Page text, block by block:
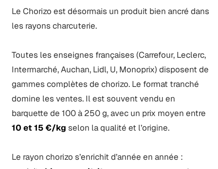
Le Chorizo est désormais un produit bien ancré dans
les rayons charcuterie.
Toutes les enseignes françaises (Carrefour, Leclerc,
Intermarché, Auchan, Lidl, U, Monoprix) disposent de
gammes complètes de chorizo. Le format tranché
domine les ventes. Il est souvent vendu en
barquette de 100 à 250 g, avec un prix moyen entre
10 et 15 €/kg selon la qualité et l’origine.
Le rayon chorizo s’enrichit d’année en année :